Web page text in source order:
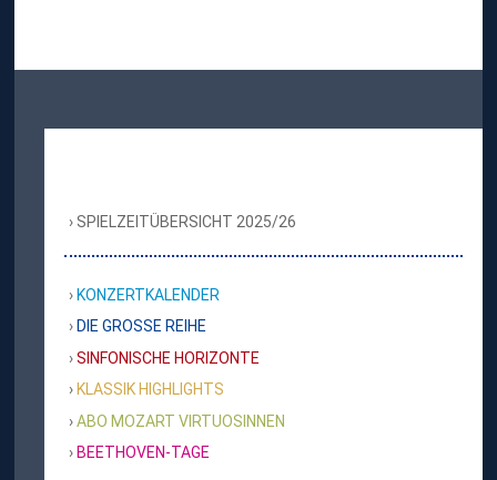
SPIELZEITÜBERSICHT 2025/26
KONZERTKALENDER
DIE GROSSE REIHE
SINFONISCHE HORIZONTE
KLASSIK HIGHLIGHTS
ABO MOZART VIRTUOSINNEN
BEETHOVEN-TAGE